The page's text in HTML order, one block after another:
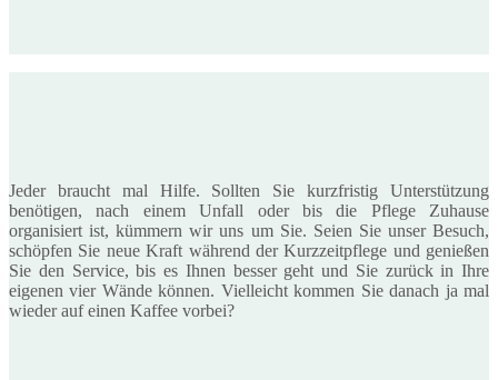
Jeder braucht mal Hilfe. Sollten Sie kurzfristig Unterstützung
benötigen, nach einem Unfall oder bis die Pflege Zuhause
organisiert ist, kümmern wir uns um Sie. Seien Sie unser Besuch,
schöpfen Sie neue Kraft während der Kurzzeitpflege und genießen
Sie den Service, bis es Ihnen besser geht und Sie zurück in Ihre
eigenen vier Wände können. Vielleicht kommen Sie danach ja mal
wieder auf einen Kaffee vorbei?